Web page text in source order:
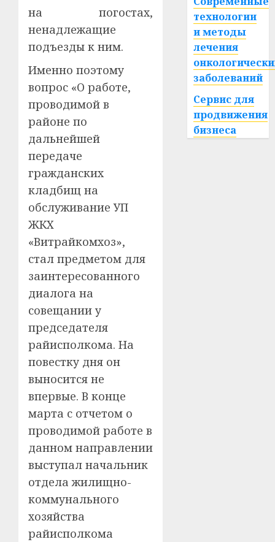
на погостах,
ненадлежащие
подъезды к ним.
Именно поэтому
вопрос «О работе,
проводимой в
районе по
дальнейшей
передаче
гражданских
кладбищ на
обслуживание УП
ЖКХ
«Витрайкомхоз»,
стал предметом для
заинтересованного
диалога на
совещании у
председателя
райисполкома. На
повестку дня он
выносится не
впервые. В конце
марта с отчетом о
проводимой работе в
данном направлении
выступал начальник
отдела жилищно-
коммунального
хозяйства
райисполкома
технологии
и методы
лечения
заболеваний
Сервис для
продвижения
бизнеса